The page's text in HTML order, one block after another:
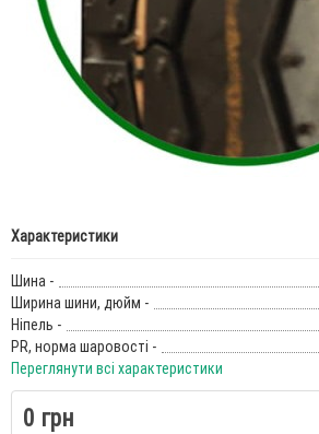
Характеристики
Шина -
Ширина шини, дюйм -
Ніпель -
PR, норма шаровості -
Переглянути всі характеристики
0 грн